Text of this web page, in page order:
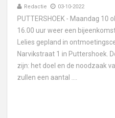
Redactie 03-10-2022
PUTTERSHOEK - Maandag 10
16.00 uur weer een
Lelies gepland in
Narvikstraat 1 in Puttershoek.
zijn: het doel en de noodzaak
zullen een aantal ....